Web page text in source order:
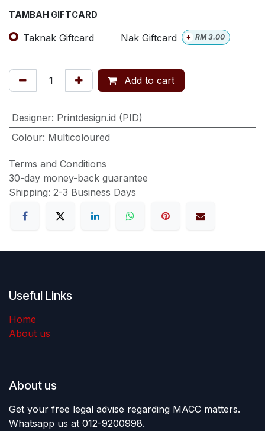
TAMBAH GIFTCARD
Taknak Giftcard Nak Giftcard + RM3.00
Add to cart
Designer: Printdesign.id (PID)
Colour: Multicoloured
Terms and Conditions
30-day money-back guarantee
Shipping: 2-3 Business Days
Useful Links
Home
About us
About us
Get your free legal advise regarding MACC matters.
Whatsapp us at 012-9200998.